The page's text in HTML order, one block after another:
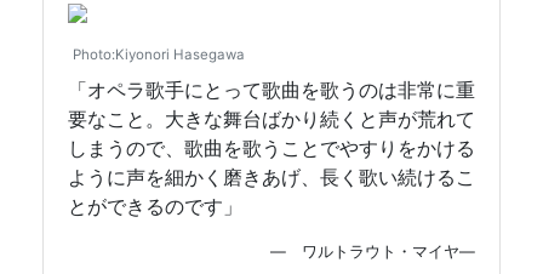
Photo:Kiyonori Hasegawa
「オペラ歌手にとって歌曲を歌うのは非常に重
要なこと。大きな舞台ばかり続くと声が荒れて
しまうので、歌曲を歌うことでやすりをかける
ように声を細かく磨きあげ、長く歌い続けるこ
とができるのです」
— ワルトラウト・マイヤ—